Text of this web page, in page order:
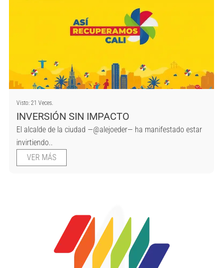
Visto: 21 Veces.
INVERSIÓN SIN IMPACTO
El alcalde de la ciudad —@alejoeder— ha manifestado estar
invirtiendo..
VER MÁS